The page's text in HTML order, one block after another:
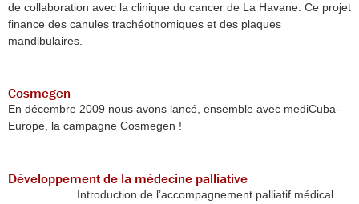
de collaboration avec la clinique du cancer de La Havane. Ce projet
finance des canules trachéothomiques et des plaques
mandibulaires.
Cosmegen
En décembre 2009 nous avons lancé, ensemble avec mediCuba-
Europe, la campagne Cosmegen !
Développement de la médecine palliative
Introduction de l’accompagnement palliatif médical